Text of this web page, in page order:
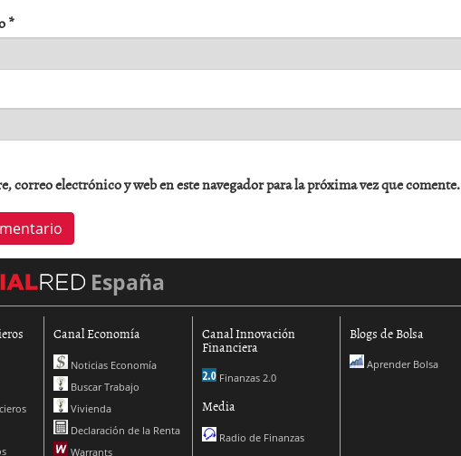
*
correo electrónico y web en este navegador para la próxima vez que comente.
España
Canal Economía
Noticias Economía
Buscar Trabajo
Vivienda
Declaración de la Renta
Warrants
Canal Innovación
Financiera
Finanzas 2.0
Media
Radio de Finanzas
Blogs de Bolsa
Aprender Bolsa